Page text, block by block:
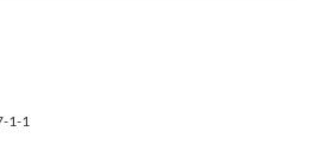
1-1